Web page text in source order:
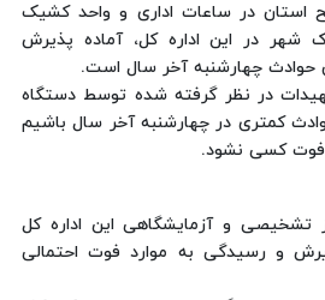
استان در ساعات اداری و واحد کشیک
در این اداره کل، آماده پذیرش
چهارشنبه آخر سال است.
در نظر گرفته شده توسط دستگاه
کمتری در چهارشنبه آخر سال باشیم
فوت کسی نشود.
تشخیصی و آزمایشگاهی این اداره کل
و رسیدگی به موارد فوت احتمالی